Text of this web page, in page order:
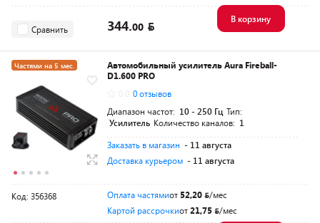
Сравнить 344.00
В корзину
Частями на 5 мес.
Автомобильный усилитель Aura Fireball-
D1.600 PRO
0 отзывов
Диапазон частот: 10 - 250 Гц Тип:
Усилитель Количество каналов: 1
Заказать в магазин - 11 августа
Доставка курьером - 11 августа
Код: 356368 Оплата частямиот 52,20
/мес
Картой рассрочкиот21,75 /мес